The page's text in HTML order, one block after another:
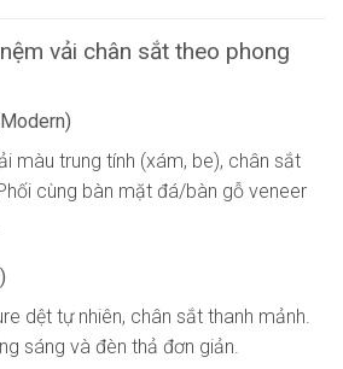
vải chân sắt theo phong
màu trung tính (xám, be), chân sắt
cùng bàn mặt đá/bàn gỗ veneer
dệt tự nhiên, chân sắt thanh mảnh.
sáng và đèn thả đơn giản.